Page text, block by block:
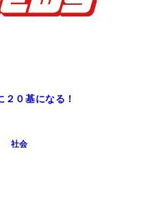
０基になる！
社会